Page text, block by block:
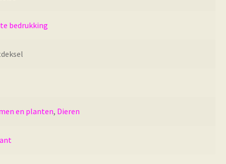
bedrukking
en planten, Dieren